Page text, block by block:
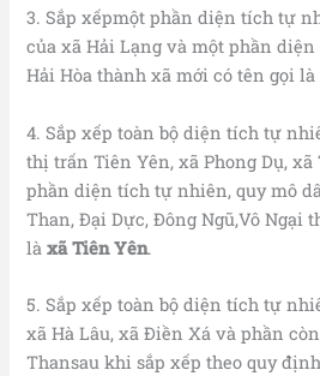
3. Sắp xếpmột phần diện tích tự
của xã Hải Lạng và một phần
Hải Hòa thành xã mới có tên gọi là
4. Sắp xếp toàn bộ diện tích tự
thị trấn Tiên Yên, xã Phong Dụ,
phần diện tích tự nhiên, quy mô
Than, Đại Dực, Đông Ngũ,Vô Ngại
làxã Tiên Yên.
5. Sắp xếp toàn bộ diện tích tự
xã Hà Lâu, xã Điền Xá và phần
Thansau khi sắp xếp theo quy